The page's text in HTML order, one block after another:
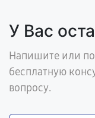
У Вас
Напишите или
бесплатную
вопросу.